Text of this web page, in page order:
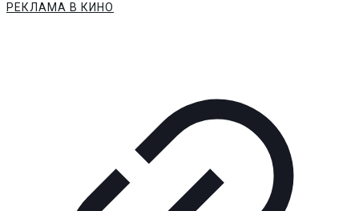
РЕКЛАМА В КИНО